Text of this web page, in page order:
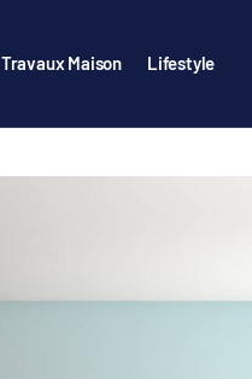
Travaux Maison Lifestyle